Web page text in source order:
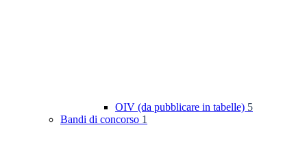
OIV (da pubblicare in tabelle) 5
Bandi di concorso 1